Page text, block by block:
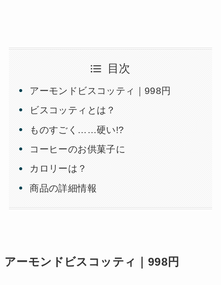
目次
アーモンドビスコッティ｜998円
ビスコッティとは？
ものすごく……硬い!?
コーヒーのお供菓子に
カロリーは？
商品の詳細情報
アーモンドビスコッティ｜998円